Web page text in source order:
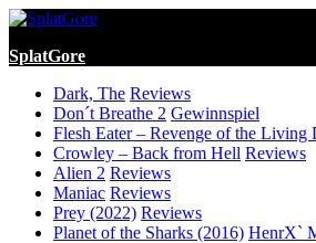
Skip
content
SplatGore
Dark, The Reviews
Don´t Breathe 2 Gewinnspiel
Flesh Eater – Revenge of the Living
Crowley – Back from Hell Reviews
Alien 2 Reviews
Maniac Reviews
Prey (2022) Reviews
Planet of the Sharks (2016) HenrX`